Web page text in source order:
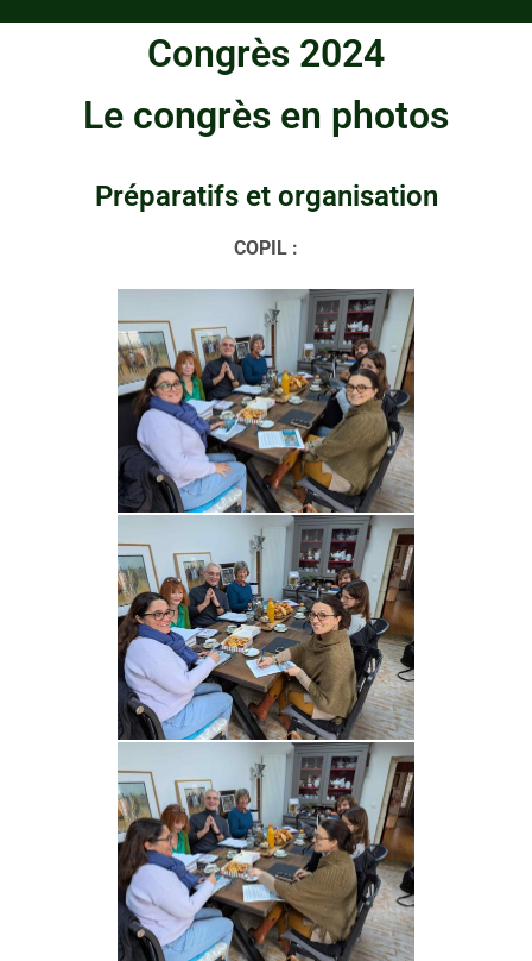
Congrès 2024
Le congrès en photos
Préparatifs et organisation
COPIL :